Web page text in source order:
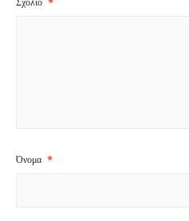
Όνομα *